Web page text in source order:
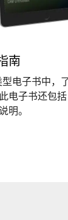
南
电子书中，
电子书还包
明。